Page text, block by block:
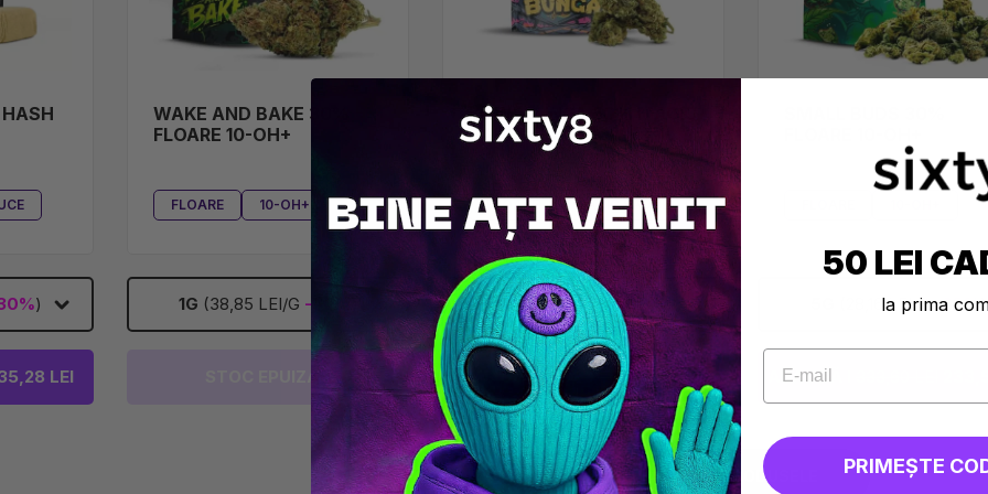
)
LEI
WAKE AND BAKE 30%
FLOARE 10-OH+
FLOARE 10-OH+
1G (38,85 LEI/G -30%
KOWABUNGA 50% MAGIC
SAUCE
FLOARE MAGIC SAUCE
1G(24,64 LEI/G-30%
ADAUGĂ I35,20 LEI24,64 LEI
(28,16 LEI/G-20%)
ADAUGĂ I
TOATE PRODUSELE
50 LEI
la prima
PRIMEȘTE